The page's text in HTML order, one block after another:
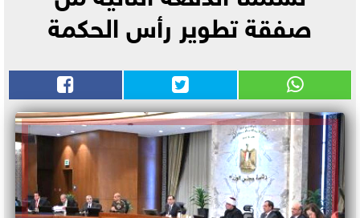
صفقة تطوير رأس الحكمة